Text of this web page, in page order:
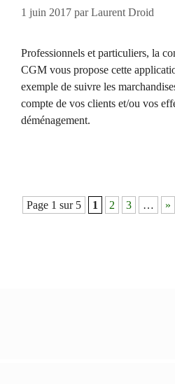
1 juin 2017 parLaurent Droid
Professionnels et particuliers, la
CGM vous propose cette
exemple de suivre les
compte de vos clients et/ou vos
déménagement.
Page 1 sur 5 1 2 3 … »